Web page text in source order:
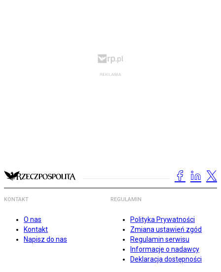
KONTAKT
O nas
Kontakt
Napisz do nas
REGULAMIN
Polityka Prywatności
Zmiana ustawień zgód
Regulamin serwisu
Informacje o nadawcy
Deklaracja dostępności